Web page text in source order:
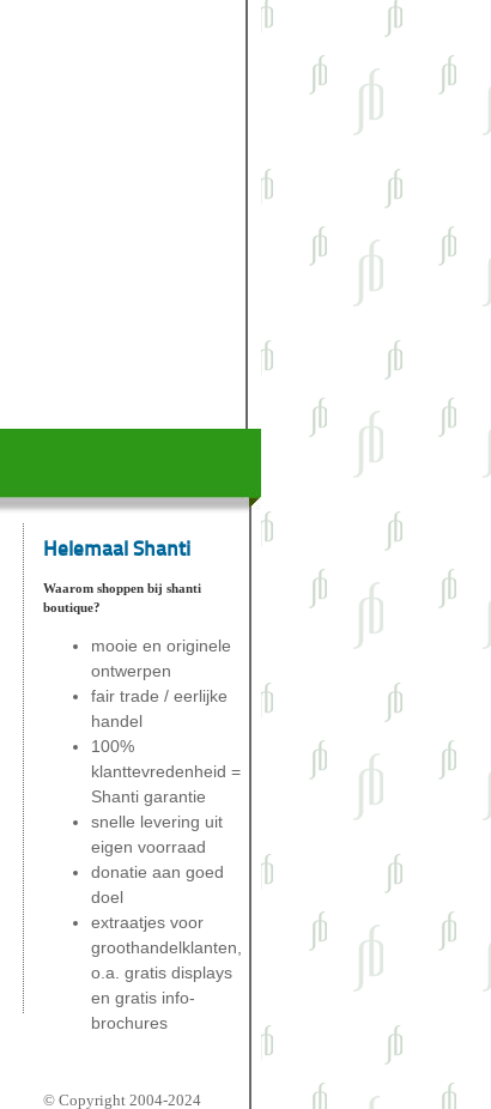
Helemaal Shanti
Waarom shoppen bij shanti
boutique?
mooie en originele
ontwerpen
fair trade / eerlijke
handel
100%
klanttevredenheid =
Shanti garantie
snelle levering uit
eigen voorraad
donatie aan goed
doel
extraatjes voor
groothandelklanten,
o.a. gratis displays
en gratis info-
brochures
© Copyright 2004-2024